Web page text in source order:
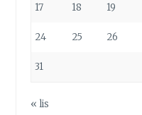
17 18 19
24 25 26
31
« lis